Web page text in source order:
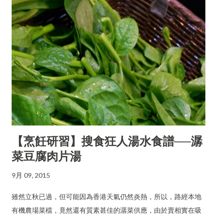
【烹飪研習】搜食狂人湯水食譜──潺
菜豆腐肉片湯
9月 09, 2015
雖然立秋已過，但可能因為香港天氣仍然炎熱，所以，路經本地
有機農場菜檔，竟然還有質素甚佳的潺菜供應，由於賣相實在吸